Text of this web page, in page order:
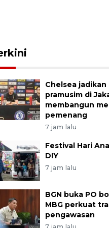
Chelsea jadikan
pramusim di
membangun
pemenang
7 jam lalu
Festival Hari
DIY
7 jam lalu
BGN buka PO
MBG perkuat
pengawasan